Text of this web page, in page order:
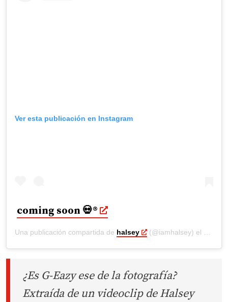
Ver esta publicación en Instagram
coming soon 💀®️
Una publicación compartida de halsey (@iamhalsey) el
¿Es G-Eazy ese de la fotografía?
Extraída de un videoclip de Halsey